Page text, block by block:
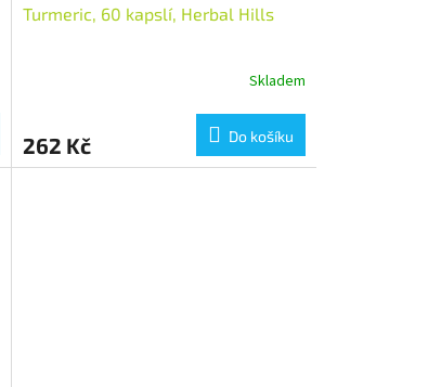
Turmeric, 60 kapslí, Herbal Hills
Skladem
262 Kč Do košíku